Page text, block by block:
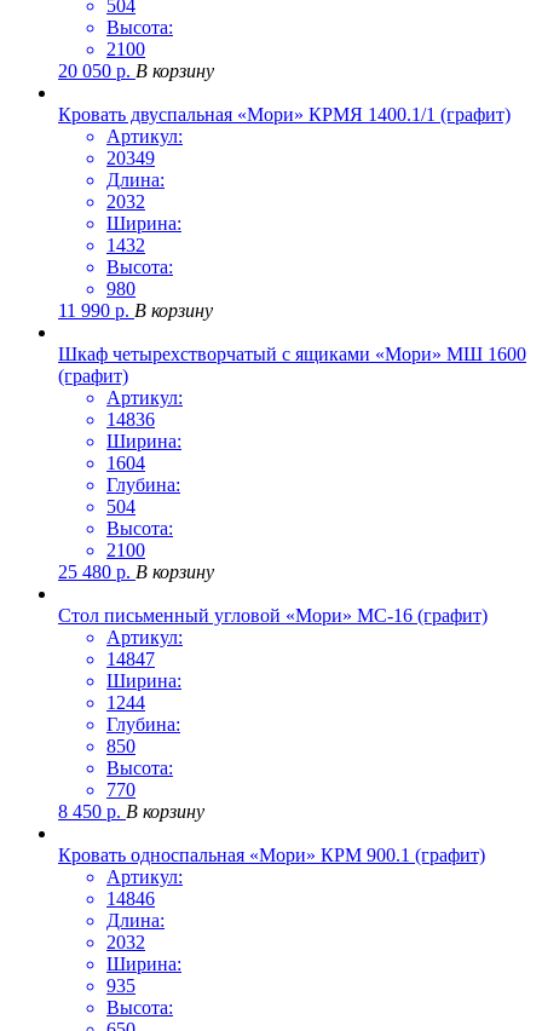
504
Высота:
2100
20 050 р. В корзину
Кровать двуспальная «Мори» КРМЯ 1400.1/1 (графит)
Артикул:
20349
Длина:
2032
Ширина:
1432
Высота:
980
11 990 р. В корзину
Шкаф четырехстворчатый с ящиками «Мори» МШ 1600
(графит)
Артикул:
14836
Ширина:
1604
Глубина:
504
Высота:
2100
25 480 р. В корзину
Стол письменный угловой «Мори» МС-16 (графит)
Артикул:
14847
Ширина:
1244
Глубина:
850
Высота:
770
8 450 р. В корзину
Кровать односпальная «Мори» КРМ 900.1 (графит)
Артикул:
14846
Длина:
2032
Ширина:
935
Высота: